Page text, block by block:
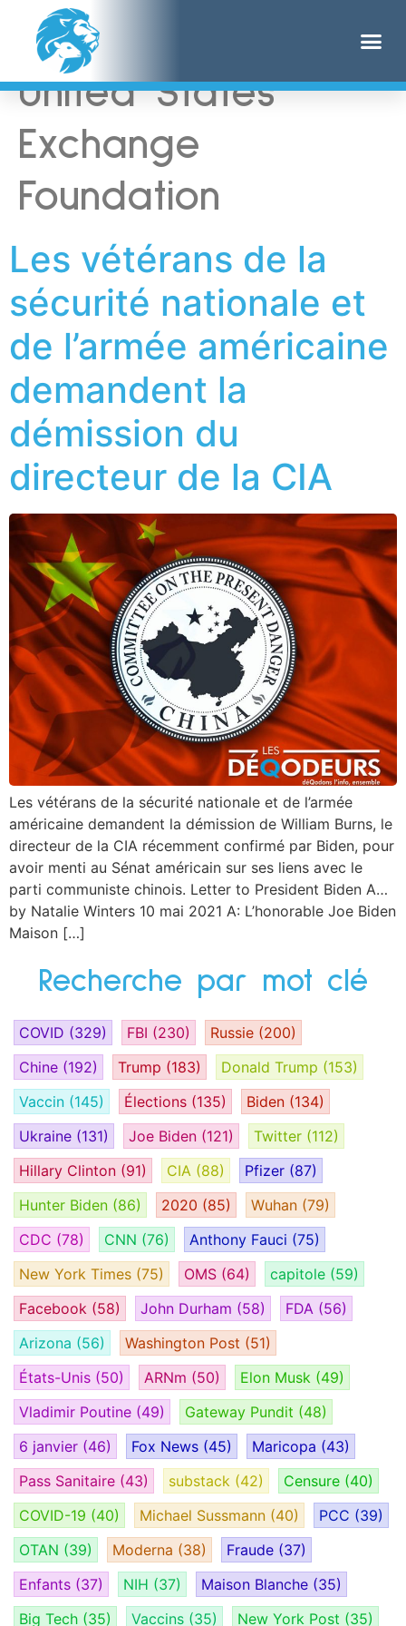
Étiquette :
United States
Exchange
Foundation
Les vétérans de la
sécurité nationale et
de l’armée américaine
demandent la
démission du
directeur de la CIA
Les vétérans de la sécurité nationale et de l’armée
américaine demandent la démission de William Burns, le
directeur de la CIA récemment confirmé par Biden, pour
avoir menti au Sénat américain sur ses liens avec le
parti communiste chinois. Letter to President Biden A…
by Natalie Winters 10 mai 2021 A: L’honorable Joe Biden
Maison […]
Recherche par mot clé
COVID (329) FBI (230) Russie (200)
Chine (192) Trump (183) Donald Trump (153)
Vaccin (145) Élections (135) Biden (134)
Ukraine (131) Joe Biden (121) Twitter (112)
Hillary Clinton (91) CIA (88) Pfizer (87)
Hunter Biden (86) 2020 (85) Wuhan (79)
CDC (78) CNN (76) Anthony Fauci (75)
New York Times (75) OMS (64) capitole (59)
Facebook (58) John Durham (58) FDA (56)
Arizona (56) Washington Post (51)
États-Unis (50) ARNm (50) Elon Musk (49)
Vladimir Poutine (49) Gateway Pundit (48)
6 janvier (46) Fox News (45) Maricopa (43)
Pass Sanitaire (43) substack (42) Censure (40)
COVID-19 (40) Michael Sussmann (40) PCC (39)
OTAN (39) Moderna (38) Fraude (37)
Enfants (37) NIH (37) Maison Blanche (35)
Big Tech (35) Vaccins (35) New York Post (35)